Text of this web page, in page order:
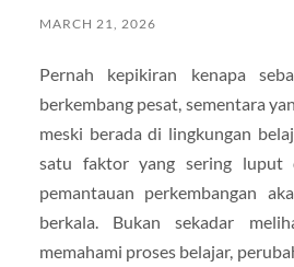
MARCH 21, 2026
Pernah kepikiran kenapa
berkembang pesat, sementara
meski berada di lingkungan
satu faktor yang sering luput
pemantauan perkembangan
berkala. Bukan sekadar
memahami proses belajar,